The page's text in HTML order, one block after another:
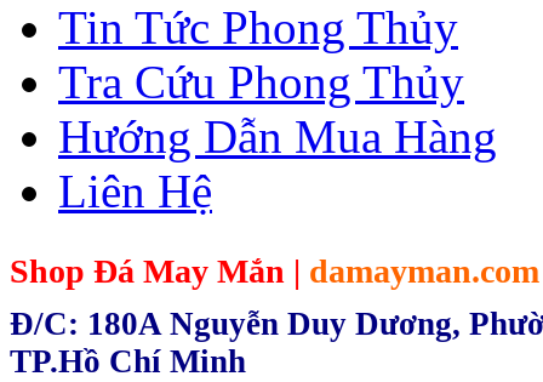
Tin Tức Phong Thủy
Tra Cứu Phong Thủy
Hướng Dẫn Mua Hàng
Liên Hệ
Shop Đá May Mắn | damayman.com
Đ/C: 180A Nguyễn Duy Dương,
TP.Hồ Chí Minh